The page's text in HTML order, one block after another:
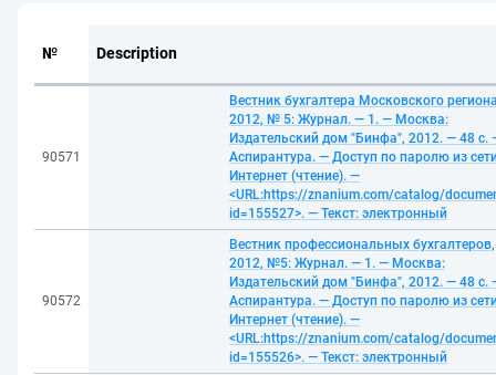
№ Description
90571
Вестник бухгалтера Московского
2012, № 5: Журнал. — 1. — Москва:
Издательский дом "Бинфа", 2012. — 48 с.
Аспирантура. — Доступ по паролю из
Интернет (чтение). —
<URL:https://znanium.com/catalog/
id=155527>. — Текст: электронный
90572
Вестник профессиональных бухгалтеров,
2012, №5: Журнал. — 1. — Москва:
Издательский дом "Бинфа", 2012. — 48 с.
Аспирантура. — Доступ по паролю из
Интернет (чтение). —
<URL:https://znanium.com/catalog/
id=155526>. — Текст: электронный